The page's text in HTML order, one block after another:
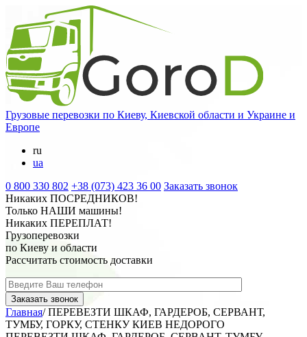
Грузовые перевозки по Киеву, Киевской области и Украине и
Европе
ru
ua
0 800 330 802 +38 (073) 423 36 00 Заказать звонок
Никаких ПОСРЕДНИКОВ!
Только НАШИ машины!
Никаких ПЕРЕПЛАТ!
Грузоперевозки
по Киеву и области
Рассчитать стоимость доставки
Главная/ ПЕРЕВЕЗТИ ШКАФ, ГАРДЕРОБ, СЕРВАНТ,
ТУМБУ, ГОРКУ, СТЕНКУ КИЕВ НЕДОРОГО